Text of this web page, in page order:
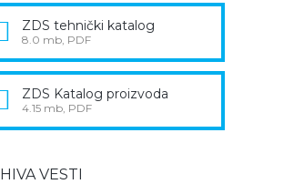
ZDS tehnički katalog
8.0 mb, PDF
ZDS Katalog proizvoda
4.15 mb, PDF
VESTI